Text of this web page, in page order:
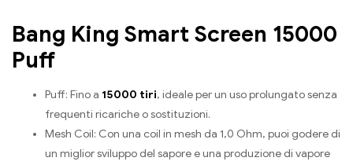
Bang King Smart Screen 15000
Puff
Puff: Fino a 15000 tiri, ideale per un uso prolungato senza
frequenti ricariche o sostituzioni.
Mesh Coil: Con una coil in mesh da 1,0 Ohm, puoi godere di
un miglior sviluppo del sapore e una produzione di vapore